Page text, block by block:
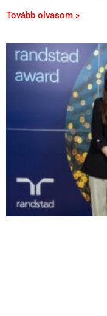
Tovább olvasom »